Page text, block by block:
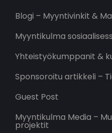
Blogi – Myyntivinkit &
Myyntikulma
Yhteistyökumppanit &
Sponsoroitu artikkeli –
Guest Post
Myyntikulma Media –
projektit